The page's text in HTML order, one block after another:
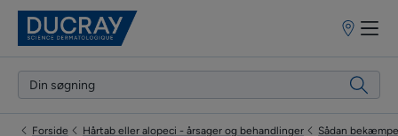
Forhandlere
Forside Hårtab eller alopeci - årsager og behandlinger Sådan